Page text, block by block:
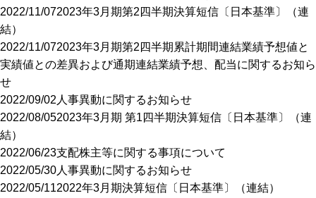
2022/11/072023年3月期第2四半期決算短信〔日本基準〕（連
結）
2022/11/072023年3月期第2四半期累計期間連結業績予想値と
実績値との差異および通期連結業績予想、配当に関するお知ら
せ
2022/09/02 人事異動に関するお知らせ
2022/08/052023年3月期 第1四半期決算短信〔日本基準〕（連
結）
2022/06/23支配株主等に関する事項について
2022/05/30人事異動に関するお知らせ
2022/05/112022年3月期決算短信〔日本基準〕（連結）